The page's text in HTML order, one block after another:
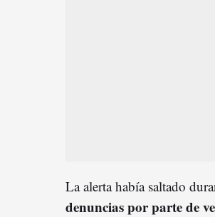
La alerta había saltado
denuncias por parte de